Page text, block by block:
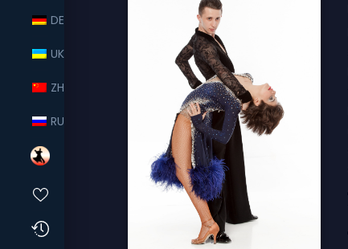
DE
UK
ZH
RU